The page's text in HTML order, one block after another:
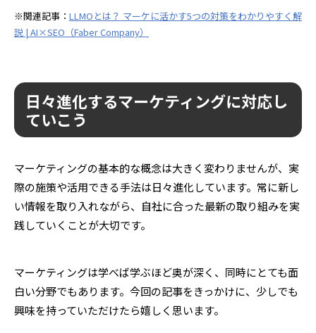
※関連記事： LLMOとは？ マーケに活かす5つの対策をわかりやすく解
説 | AI×SEO（Faber Company）
日々進化するマーケティングに対応し
ていこう
マーケティングの基本的な概念は大きく変わりませんが、実
際の施策や活用できる手法は日々進化しています。常に新し
い情報を取り入れながら、自社に合った最新の取り組みを実
践していくことが大切です。
マーケティングは学べば学ぶほど奥が深く、同時にとても面
白い分野でもあります。今回の記事をきっかけに、少しでも
興味を持っていただけたら嬉しく思います。